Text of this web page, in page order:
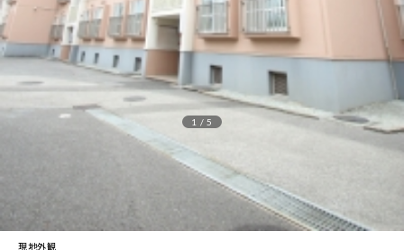
現地外観
1 / 5